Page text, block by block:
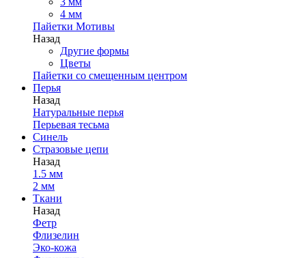
4 мм
Пайетки Мотивы
Назад
Другие формы
Цветы
Пайетки со смещенным центром
Перья
Назад
Натуральные перья
Перьевая тесьма
Синель
Стразовые цепи
Назад
1.5 мм
2 мм
Ткани
Назад
Фетр
Флизелин
Эко-кожа